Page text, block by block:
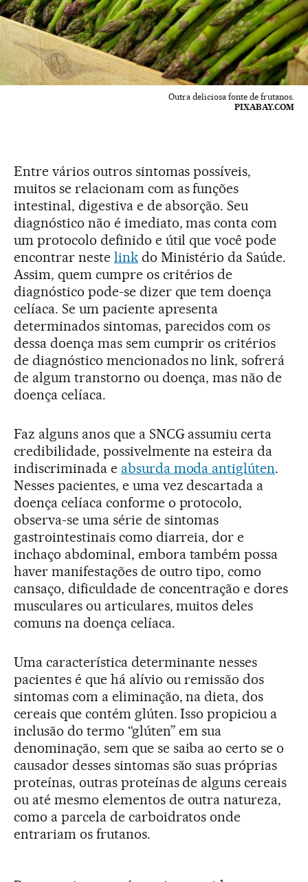
Outra deliciosa fonte de frutanos.
PIXABAY.COM
Entre vários outros sintomas possíveis,
muitos se relacionam com as funções
intestinal, digestiva e de absorção. Seu
diagnóstico não é imediato, mas conta com
um protocolo definido e útil que você pode
encontrar neste linkdo Ministério da Saúde.
Assim, quem cumpre os critérios de
diagnóstico pode-se dizer que tem doença
celíaca. Se um paciente apresenta
determinados sintomas, parecidos com os
dessa doença mas sem cumprir os critérios
de diagnóstico mencionados no link, sofrerá
de algum transtorno ou doença, mas não de
doença celíaca.
Faz alguns anos que a SNCG assumiu certa
credibilidade, possivelmente na esteira da
indiscriminada e absurda moda antiglúten.
Nesses pacientes, e uma vez descartada a
doença celíaca conforme o protocolo,
observa-se uma série de sintomas
gastrointestinais como diarreia, dor e
inchaço abdominal, embora também possa
haver manifestações de outro tipo, como
cansaço, dificuldade de concentração e dores
musculares ou articulares, muitos deles
comuns na doença celíaca.
Uma característica determinante nesses
pacientes é que há alívio ou remissão dos
sintomas com a eliminação, na dieta, dos
cereais que contém glúten. Isso propiciou a
inclusão do termo “glúten” em sua
denominação, sem que se saiba ao certo se o
causador desses sintomas são suas próprias
proteínas, outras proteínas de alguns cereais
ou até mesmo elementos de outra natureza,
como a parcela de carboidratos onde
entrariam os frutanos.